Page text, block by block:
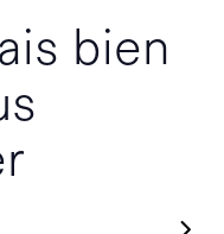
bien